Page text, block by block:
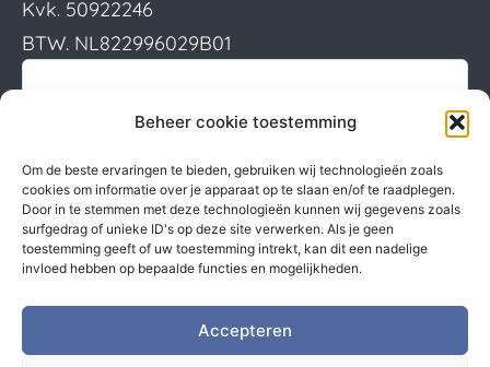
Beheer cookie toestemming
Om de beste ervaringen te bieden, gebruiken wij technologieën zoals
cookies om informatie over je apparaat op te slaan en/of te raadplegen.
Door in te stemmen met deze technologieën kunnen wij gegevens zoals
surfgedrag of unieke ID's op deze site verwerken. Als je geen
toestemming geeft of uw toestemming intrekt, kan dit een nadelige
invloed hebben op bepaalde functies en mogelijkheden.
Accepteren
Kvk. 50922246
BTW. NL822996029B01